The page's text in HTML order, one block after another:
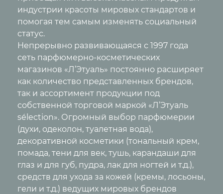
индустрии красоты мировых стандартов и
помогая тем самым изменять социальный
статус.
Непрерывно развивающаяся с 1997 года
сеть парфюмерно-косметических
магазинов «Л’Этуаль» постоянно расширяет
как количество представленных брендов,
так и ассортимент продукции под
собственной торговой маркой «Л’Этуаль
sélection». Огромный выбор парфюмерии
(духи, одеколон, туалетная вода),
декоративной косметики (тональный крем,
помада, тени для век, тушь, карандаши для
глаз и для губ, пудра, лак для ногтей и т.д.),
средств для ухода за кожей (кремы, лосьоны,
гели и т.д.) ведущих мировых брендов